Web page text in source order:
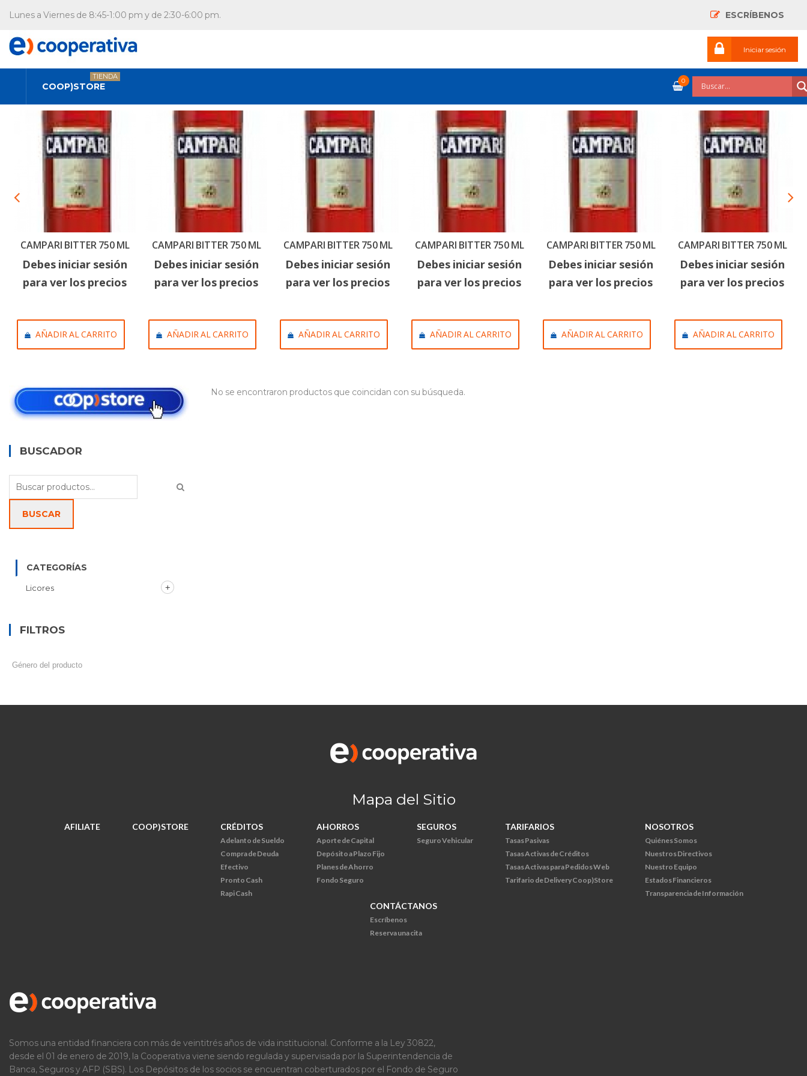
Lunes a Viernes de 8:45-1:00 pm y de 2:30-6:00 pm. ESCRÍBENOS
Iniciar sesión
COOP)STORE
TIENDA
0
CAMPARI BITTER 750 ML
Debes iniciar sesión
para ver los precios
AÑADIR AL CARRITO
CAMPARI BITTER 750 ML
Debes iniciar sesión
para ver los precios
AÑADIR AL CARRITO
CAMPARI BITTER 750 ML
Debes iniciar sesión
para ver los precios
AÑADIR AL CARRITO
CAMPARI BITTER 750 ML
Debes iniciar sesión
para ver los precios
AÑADIR AL CARRITO
CAMPARI BITTER 750 ML
Debes iniciar sesión
para ver los precios
AÑADIR AL CARRITO
CAMPARI BITTER 750 ML
Debes iniciar sesión
para ver los precios
AÑADIR AL CARRITO
No se encontraron productos que coincidan con su búsqueda.
BUSCADOR
Buscar
BUSCAR
CATEGORÍAS
Licores
FILTROS
Mapa del Sitio
AFILIATE COOP)STORE CRÉDITOS
Adelanto de Sueldo
Compra de Deuda
Efectivo
Pronto Cash
Rapi Cash
AHORROS
Aporte de Capital
Depósito a Plazo Fijo
Planes de Ahorro
Fondo Seguro
SEGUROS
Seguro Vehicular
TARIFARIOS
Tasas Pasivas
Tasas Activas de Créditos
Tasas Activas para Pedidos Web
Tarifario de Delivery Coop)Store
NOSOTROS
Quiénes Somos
Nuestros Directivos
Nuestro Equipo
Estados Financieros
Transparencia de Información
CONTÁCTANOS
Escríbenos
Reserva una cita
Somos una entidad financiera con más de veintitrés años de vida institucional. Conforme a la Ley 30822,
desde el 01 de enero de 2019, la Cooperativa viene siendo regulada y supervisada por la Superintendencia de
Banca, Seguros y AFP (SBS). Los Depósitos de los socios se encuentran coberturados por el Fondo de Seguro